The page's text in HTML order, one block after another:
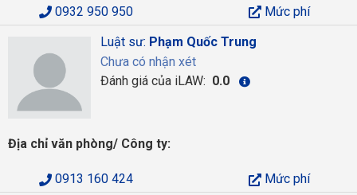
0932 950 950
Mức phí
Luật sư: Phạm Quốc Trung
Chưa có nhận xét
Đánh giá của iLAW: 0.0
Địa chỉ văn phòng/ Công ty:
0913 160 424
Mức phí